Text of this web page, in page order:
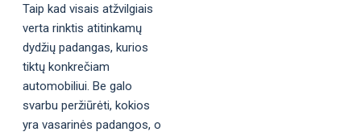
Taip kad visais atžvilgiais
verta rinktis atitinkamų
dydžių padangas, kurios
tiktų konkrečiam
automobiliui. Be galo
svarbu peržiūrėti, kokios
yra vasarinės padangos, o